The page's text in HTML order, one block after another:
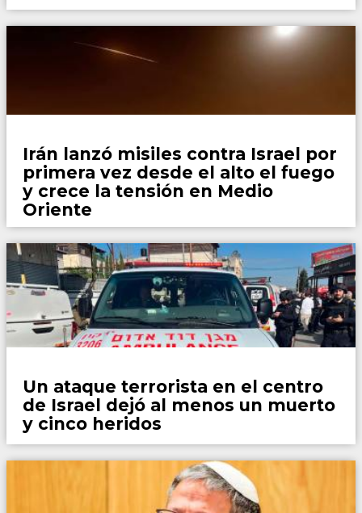
Irán lanzó misiles contra Israel por
primera vez desde el alto el fuego
y crece la tensión en Medio
Oriente
Un ataque terrorista en el centro
de Israel dejó al menos un muerto
y cinco heridos